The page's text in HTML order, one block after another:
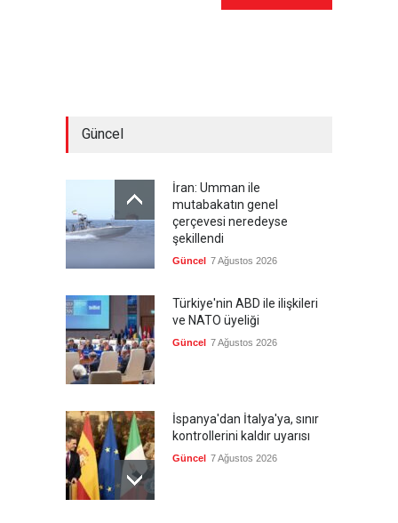
Güncel
İran: Umman ile
mutabakatın genel
çerçevesi neredeyse
şekillendi
Güncel 7 Ağustos 2026
Türkiye'nin ABD ile ilişkileri
ve NATO üyeliği
Güncel 7 Ağustos 2026
İspanya'dan İtalya'ya, sınır
kontrollerini kaldır uyarısı
Güncel 7 Ağustos 2026